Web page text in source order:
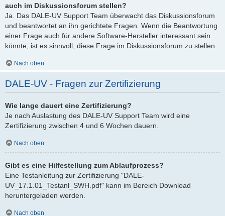
auch im Diskussionsforum stellen?
Ja. Das DALE-UV Support Team überwacht das Diskussionsforum
und beantwortet an ihn gerichtete Fragen. Wenn die Beantwortung
einer Frage auch für andere Software-Hersteller interessant sein
könnte, ist es sinnvoll, diese Frage im Diskussionsforum zu stellen.
Nach oben
DALE-UV - Fragen zur Zertifizierung
Wie lange dauert eine Zertifizierung?
Je nach Auslastung des DALE-UV Support Team wird eine
Zertifizierung zwischen 4 und 6 Wochen dauern.
Nach oben
Gibt es eine Hilfestellung zum Ablaufprozess?
Eine Testanleitung zur Zertifizierung "DALE-
UV_17.1.01_Testanl_SWH.pdf" kann im Bereich Download
heruntergeladen werden.
Nach oben